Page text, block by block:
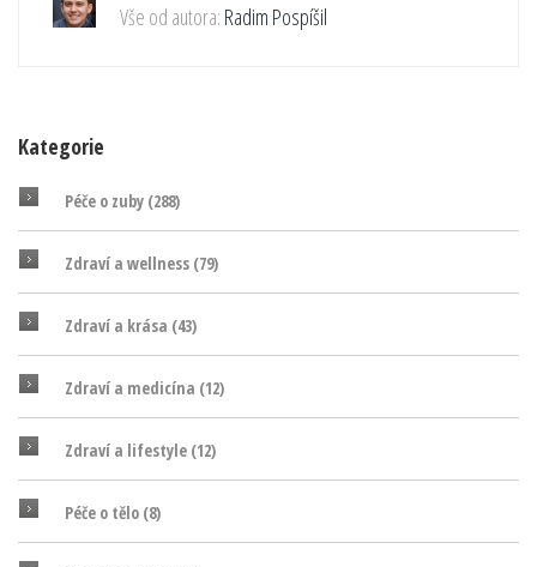
Vše od autora: Radim Pospíšil
Kategorie
Péče o zuby (288)
Zdraví a wellness (79)
Zdraví a krása (43)
Zdraví a medicína (12)
Zdraví a lifestyle (12)
Péče o tělo (8)